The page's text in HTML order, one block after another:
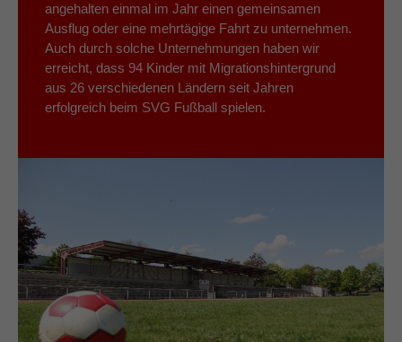
angehalten einmal im Jahr einen gemeinsamen
Ausflug oder eine mehrtägige Fahrt zu unternehmen.
Auch durch solche Unternehmungen haben wir
erreicht, dass 94 Kinder mit Migrationshintergrund
aus 26 verschiedenen Ländern seit Jahren
erfolgreich beim SVG Fußball spielen.